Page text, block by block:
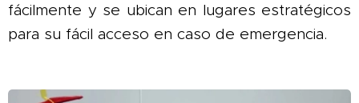
fácilmente y se ubican en lugares estratégicos
para su fácil acceso en caso de emergencia.